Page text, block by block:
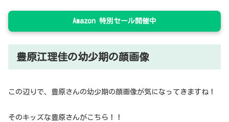
Amazon 特別セール開催中
豊原江理佳の幼少期の顔画像
この辺りで、豊原さんの幼少期の顔画像が気になってきますね！
そのキッズな豊原さんがこちら！！